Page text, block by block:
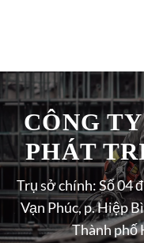
CÔNG
PHÁT
Trụ sở chính: Số 04
Vạn Phúc, p. Hiệp
Thành phố